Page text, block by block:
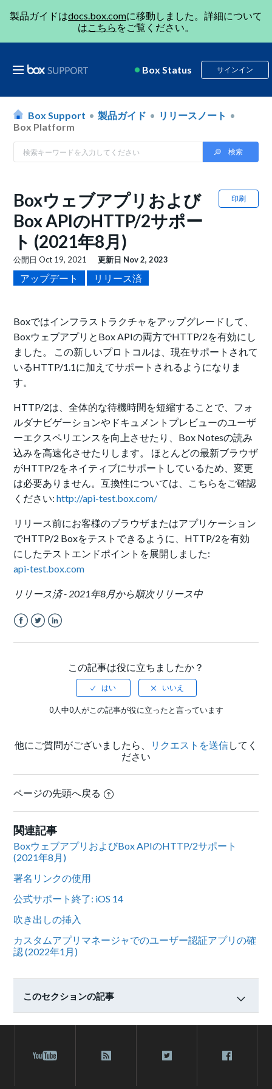
製品ガイドはdocs.box.comに移動しました。詳細について
はこちら をご覧ください。
Box Status サインイン
Box Support 製品ガイド
リリースノート
Box Platform
印刷
Boxウェブアプリおよび
Box APIのHTTP/2サポー
ト (2021年8月)
公開日Oct 19, 2021 更新日 Nov 2, 2023
アップデート リリース済
Boxではインフラストラクチャをアップグレードして、
BoxウェブアプリとBox APIの両方でHTTP/2を有効にし
ました。 この新しいプロトコルは、現在サポートされて
いるHTTP/1.1に加えてサポートされるようになりま
す。
HTTP/2は、全体的な待機時間を短縮することで、フォ
ルダナビゲーションやドキュメントプレビューのユーザ
ーエクスペリエンスを向上させたり、Box Notesの読み
込みを高速化させたりします。 ほとんどの最新ブラウザ
がHTTP/2をネイティブにサポートしているため、変更
は必要ありません。互換性については、こちらをご確認
ください:http://api-test.box.com/
リリース前にお客様のブラウザまたはアプリケーション
でHTTP/2 Boxをテストできるように、HTTP/2を有効
にしたテストエンドポイントを展開しました:
api-test.box.com
リリース済 - 2021年8月から順次リリース中
この記事は役に立ちましたか？
0人中0人がこの記事が役に立ったと言っています
他にご質問がございましたら、 リクエストを送信してく
ださい
ページの先頭へ戻る
関連記事
BoxウェブアプリおよびBox APIのHTTP/2サポート
(2021年8月)
署名リンクの使用
公式サポート終了: iOS 14
吹き出しの挿入
カスタムアプリマネージャでのユーザー認証アプリの確
認 (2022年1月)
このセクションの記事